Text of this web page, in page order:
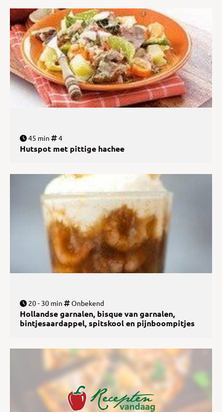
45 min 4
Hutspot met pittige hachee
20 - 30 min Onbekend
Hollandse garnalen, bisque van garnalen,
bintjesaardappel, spitskool en pijnboompitjes